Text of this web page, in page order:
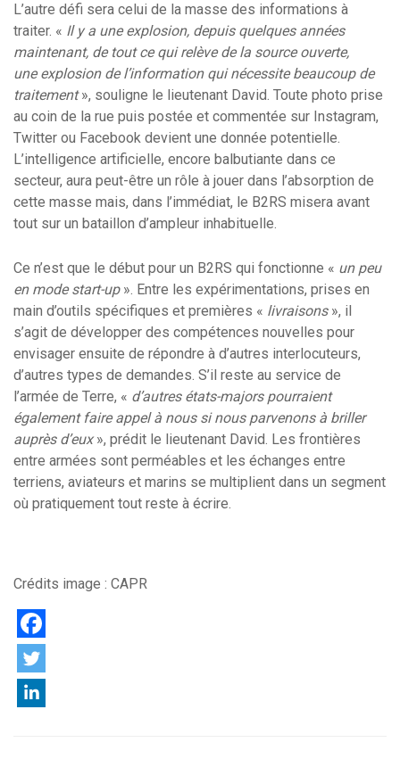
L’autre défi sera celui de la masse des informations à
traiter. « Il y a une explosion, depuis quelques années
maintenant, de tout ce qui relève de la source ouverte,
une explosion de l’information qui nécessite beaucoup de
traitement», souligne le lieutenant David. Toute photo prise
au coin de la rue puis postée et commentée sur Instagram,
Twitter ou Facebook devient une donnée potentielle.
L’intelligence artificielle, encore balbutiante dans ce
secteur, aura peut-être un rôle à jouer dans l’absorption de
cette masse mais, dans l’immédiat, le B2RS misera avant
tout sur un bataillon d’ampleur inhabituelle.
Ce n’est que le début pour un B2RS qui fonctionne « un peu
en mode start-up». Entre les expérimentations, prises en
main d’outils spécifiques et premières « livraisons», il
s’agit de développer des compétences nouvelles pour
envisager ensuite de répondre à d’autres interlocuteurs,
d’autres types de demandes. S’il reste au service de
l’armée de Terre, « d’autres états-majors pourraient
également faire appel à nous si nous parvenons à briller
auprès d’eux», prédit le lieutenant David. Les frontières
entre armées sont perméables et les échanges entre
terriens, aviateurs et marins se multiplient dans un segment
où pratiquement tout reste à écrire.
Crédits image : CAPR